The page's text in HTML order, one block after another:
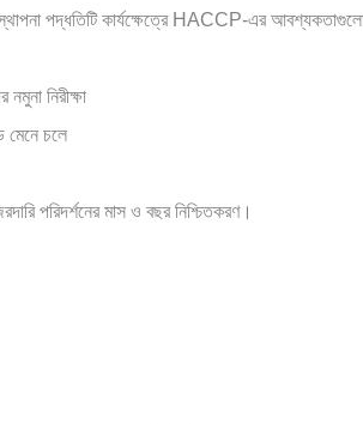
পদ্ধতিটি কার্যক্ষেত্রে HACCP-এর
নিরীক্ষা
মেনে চলে
পরিদর্শনের মাস ও বছর নিশ্চিতকরণ।